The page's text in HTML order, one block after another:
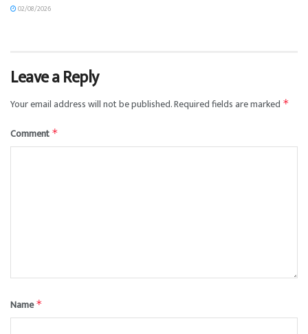
02/08/2026
Leave a Reply
Your email address will not be published.Required fields are marked *
Comment *
Name*